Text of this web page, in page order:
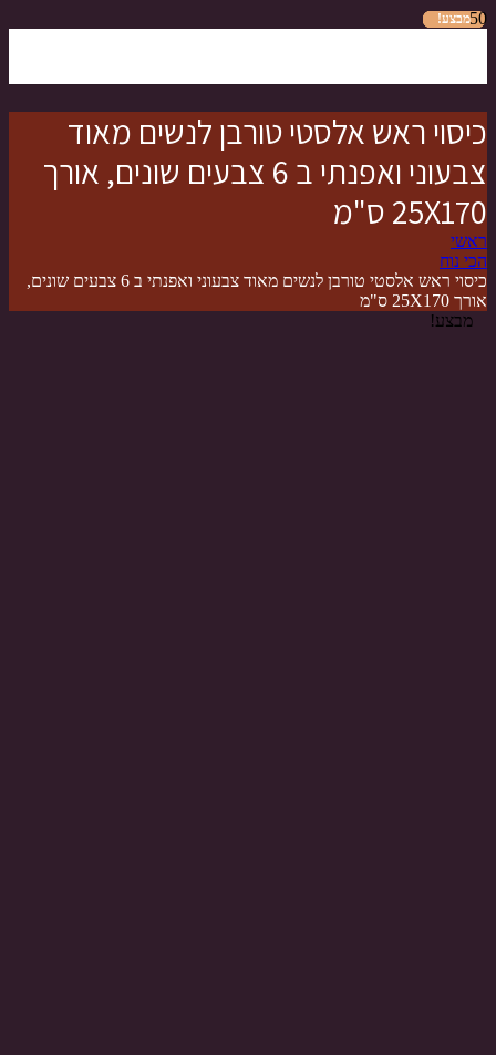
כיסוי ראש אלסטי טורבן לנשים מאוד
צבעוני ואפנתי ב 6 צבעים שונים, אורך
25X170 ס"מ
ראשי
הכי נוח
כיסוי ראש אלסטי טורבן לנשים מאוד צבעוני ואפנתי ב 6 צבעים שונים,
אורך 25X170 ס"מ
מבצע!
מבצע!
מבצע!
מבצע!
מבצע!
מבצע!
מבצע!
מבצע!